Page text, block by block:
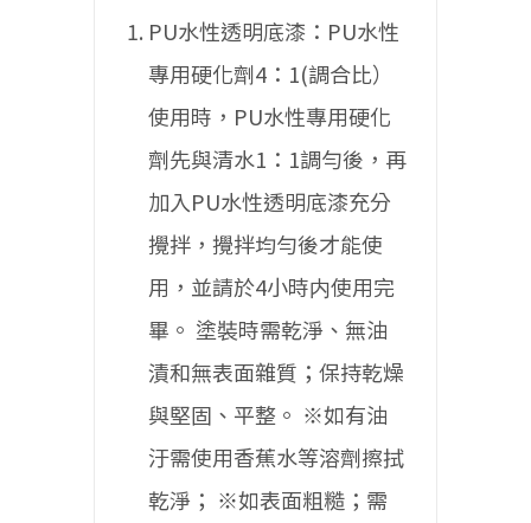
PU水性透明底漆：PU水性
專用硬化劑4：1(調合比）
使用時，PU水性專用硬化
劑先與清水1：1調勻後，再
加入PU水性透明底漆充分
攪拌，攪拌均勻後才能使
用，並請於4小時内使用完
畢。 塗裝時需乾淨、無油
漬和無表面雜質；保持乾燥
與堅固、平整。 ※如有油
汙需使用香蕉水等溶劑擦拭
乾淨； ※如表面粗糙；需